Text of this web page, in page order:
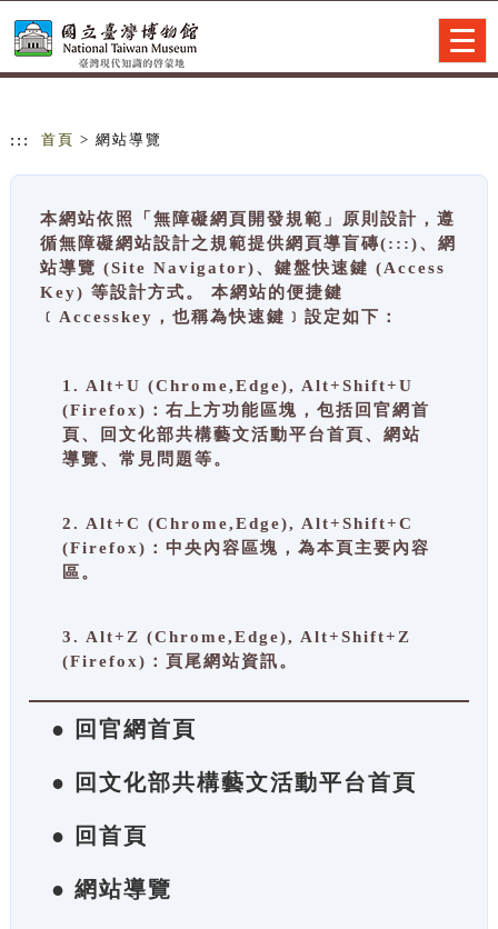
::: 首頁 > 網站導覽
本網站依照「無障礙網頁開發規範」原則設計，遵
循無障礙網站設計之規範提供網頁導盲磚(:::)、網
站導覽 (Site Navigator)、鍵盤快速鍵 (Access
Key) 等設計方式。 本網站的便捷鍵
﹝Accesskey，也稱為快速鍵﹞設定如下：
1. Alt+U (Chrome,Edge), Alt+Shift+U
(Firefox)：右上方功能區塊，包括回官網首
頁、回文化部共構藝文活動平台首頁、網站
導覽、常見問題等。
2. Alt+C (Chrome,Edge), Alt+Shift+C
(Firefox)：中央內容區塊，為本頁主要內容
區。
3. Alt+Z (Chrome,Edge), Alt+Shift+Z
(Firefox)：頁尾網站資訊。
● 回官網首頁
● 回文化部共構藝文活動平台首頁
● 回首頁
● 網站導覽